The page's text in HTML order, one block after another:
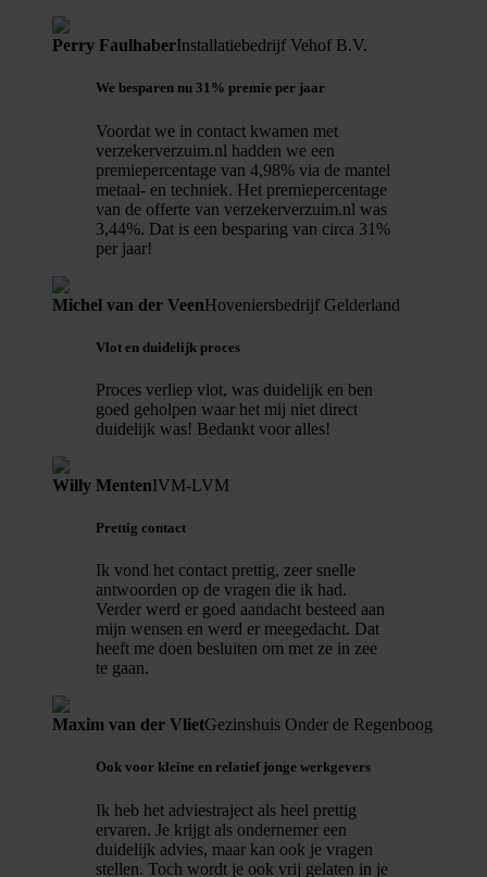
Perry FaulhaberInstallatiebedrijf Vehof B.V.
We besparen nu 31% premie per jaar
Voordat we in contact kwamen met
verzekerverzuim.nl hadden we een
premiepercentage van 4,98% via de mantel
metaal- en techniek. Het premiepercentage
van de offerte van verzekerverzuim.nl was
3,44%. Dat is een besparing van circa 31%
per jaar!
Michel van der VeenHoveniersbedrijf Gelderland
Vlot en duidelijk proces
Proces verliep vlot, was duidelijk en ben
goed geholpen waar het mij niet direct
duidelijk was! Bedankt voor alles!
Willy MentenIVM-LVM
Prettig contact
Ik vond het contact prettig, zeer snelle
antwoorden op de vragen die ik had.
Verder werd er goed aandacht besteed aan
mijn wensen en werd er meegedacht. Dat
heeft me doen besluiten om met ze in zee
te gaan.
Maxim van der VlietGezinshuis Onder de Regenboog
Ook voor kleine en relatief jonge werkgevers
Ik heb het adviestraject als heel prettig
ervaren. Je krijgt als ondernemer een
duidelijk advies, maar kan ook je vragen
stellen. Toch wordt je ook vrij gelaten in je